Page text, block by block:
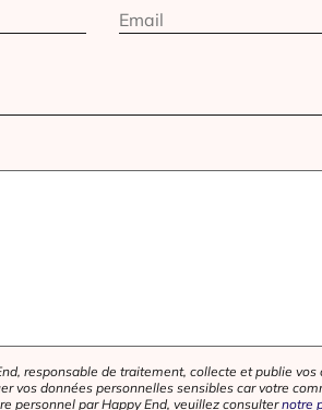
responsable de traitement, collecte et publie
vos données personnelles sensibles car votre
personnel par Happy End, veuillez consulternotre